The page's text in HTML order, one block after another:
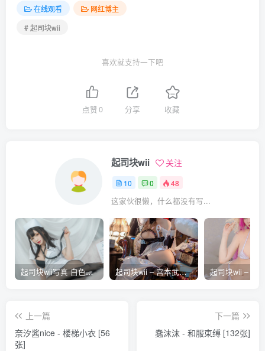
在线观看
网红博主
# 起司块wii
喜欢就支持一下吧
点赞0 分享 收藏
起司块wii 关注
10 0 48
这家伙很懒，什么都没有写...
起司块wii写真 白色护士 起司块wii – 宫本武藏 女仆
上一篇
奈汐酱nice - 楼梯小衣 [56
张]
下一篇
蠢沫沫 - 和服束缚 [132张]